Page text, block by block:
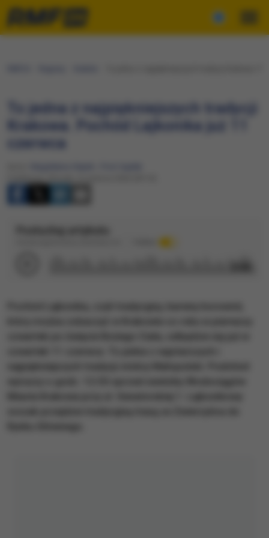
To jedna z najpiękniejszych tradycji
Krakowa. Pochód Lajkonika już 11
czerwca